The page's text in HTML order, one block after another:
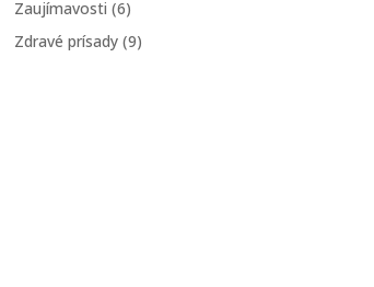
Zaujímavosti (6)
Zdravé prísady (9)